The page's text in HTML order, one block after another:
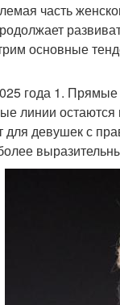
часть
основные
года 1.
линии
для девушек с